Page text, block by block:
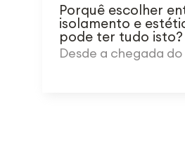
Porquê escolher
isolamento e
pode ter tudo isto?
Desde a chegada do